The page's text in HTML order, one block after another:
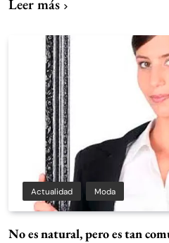
Leer más
Actualidad Moda
No es natural, pero es tan